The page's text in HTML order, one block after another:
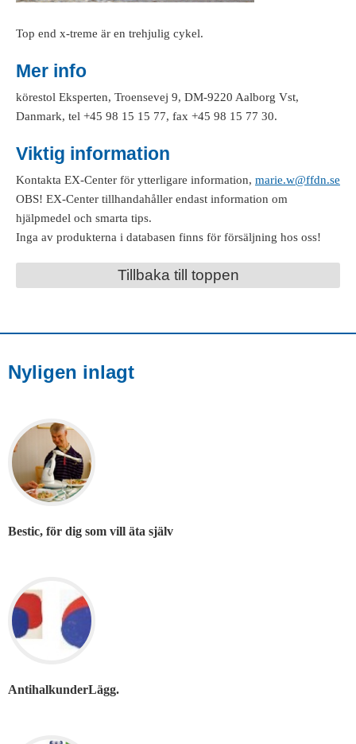
Top end x-treme är en trehjulig cykel.
Mer info
körestol Eksperten, Troensevej 9, DM-9220 Aalborg Vst,
Danmark, tel +45 98 15 15 77, fax +45 98 15 77 30.
Viktig information
Kontakta EX-Center för ytterligare information, marie.w@ffdn.se
OBS! EX-Center tillhandahåller endast information om
hjälpmedel och smarta tips.
Inga av produkterna i databasen finns för försäljning hos oss!
Tillbaka till toppen
Nyligen inlagt
Bestic, för dig som vill äta själv
AntihalkunderLägg.